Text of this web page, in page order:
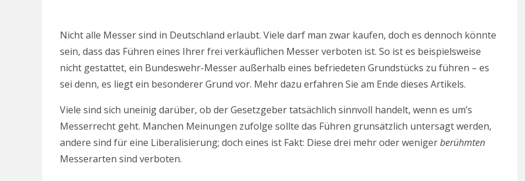
Nicht alle Messer sind in Deutschland erlaubt. Viele darf man zwar kaufen, doch es dennoch könnte
sein, dass das Führen eines Ihrer frei verkäuflichen Messer verboten ist. So ist es beispielsweise
nicht gestattet, ein Bundeswehr-Messer außerhalb eines befriedeten Grundstücks zu führen – es
sei denn, es liegt ein besonderer Grund vor. Mehr dazu erfahren Sie am Ende dieses Artikels.
Viele sind sich uneinig darüber, ob der Gesetzgeber tatsächlich sinnvoll handelt, wenn es um’s
Messerrecht geht. Manchen Meinungen zufolge sollte das Führen grunsätzlich untersagt werden,
andere sind für eine Liberalisierung; doch eines ist Fakt: Diese drei mehr oder wenigerberühmten
Messerarten sind verboten.